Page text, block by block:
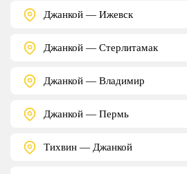
Джанкой — Ижевск
Джанкой — Стерлитамак
Джанкой — Владимир
Джанкой — Пермь
Тихвин — Джанкой